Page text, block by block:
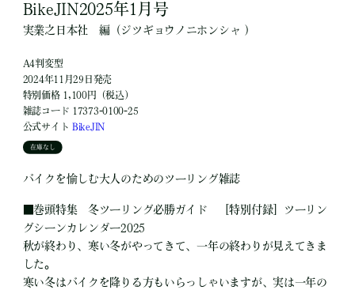
BikeJIN2025年1月号
実業之日本社 編（ジツギョウノニホンシャ ）
A4判変型
2024年11月29日発売
特別価格 1,100円（税込）
雑誌コード 17373-0100-25
公式サイト BikeJIN
在庫なし
バイクを愉しむ大人のためのツーリング雑誌
■巻頭特集 冬ツーリング必勝ガイド ［特別付録］ツーリン
グシーンカレンダー2025
秋が終わり、寒い冬がやってきて、一年の終わりが見えてきま
した。
寒い冬はバイクを降りる方もいらっしゃいますが、実は一年の